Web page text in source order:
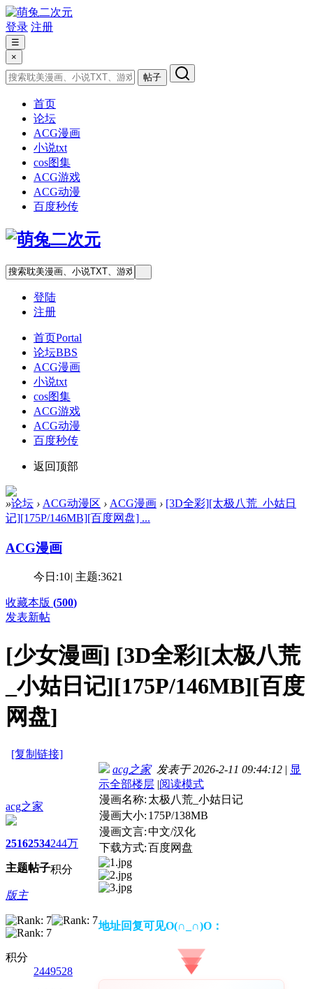
登录 注册
☰
×
帖子
首页
论坛
ACG漫画
小说txt
cos图集
ACG游戏
ACG动漫
百度秒传
登陆
注册
首页Portal
论坛BBS
ACG漫画
小说txt
cos图集
ACG游戏
ACG动漫
百度秒传
返回顶部
»论坛 › ACG动漫区 › ACG漫画 › [3D全彩][太极八荒_小姑日
记][175P/146MB][百度网盘] ...
ACG漫画
今日:10| 主题:3621
收藏本版 (500)
发表新帖
[少女漫画] [3D全彩][太极八荒
_小姑日记][175P/146MB][百度
网盘]
[复制链接]
acg之家
2516
主题
2534
帖子
244万
积分
版主
积分
2449528
acg之家发表于 2026-2-11 09:44:12 | 显
示全部楼层 |阅读模式
漫画名称: 太极八荒_小姑日记
漫画大小: 175P/138MB
漫画文言:中文/汉化
下载方式:百度网盘
地址回复可见O(∩_∩)O：